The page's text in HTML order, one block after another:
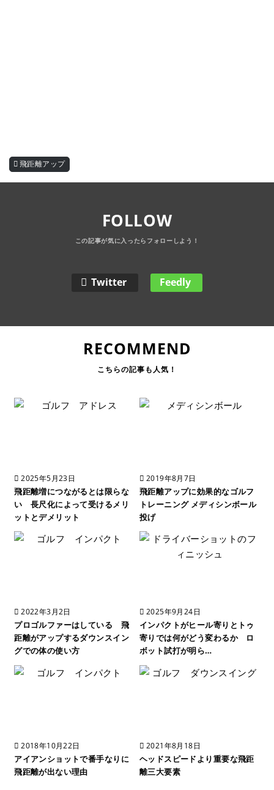
飛距離アップ
FOLLOW
Twitter Feedly
RECOMMEND
2025年5月23日
飛距離増につながるとは限らな
い 長尺化によって受けるメリ
ットとデメリット
2019年8月7日
飛距離アップに効果的なゴルフ
トレーニング メディシンボール
投げ
2022年3月2日
プロゴルファーはしている 飛
距離がアップするダウンスイン
グでの体の使い方
2025年9月24日
インパクトがヒール寄りとトゥ
寄りでは何がどう変わるか ロ
ボット試打が明ら…
2018年10月22日
アイアンショットで番手なりに
飛距離が出ない理由
2021年8月18日
ヘッドスピードより重要な飛距
離三大要素